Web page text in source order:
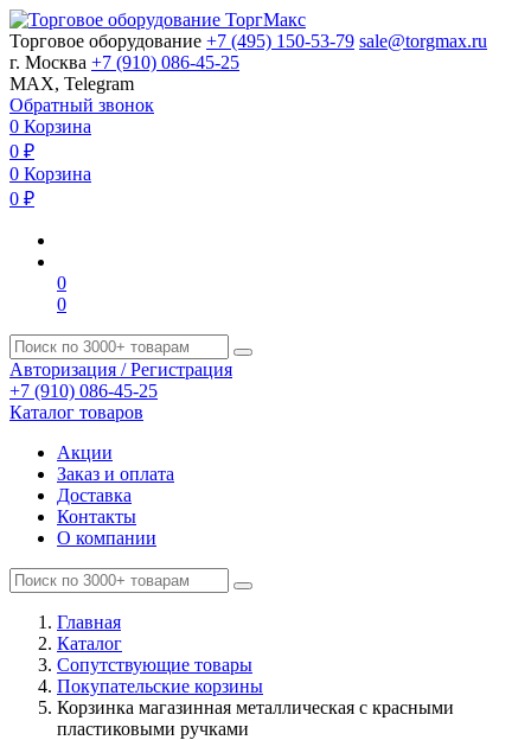
Торговое оборудование +7 (495) 150-53-79 sale@torgmax.ru
г. Москва +7 (910) 086-45-25
MAX, Telegram
Обратный звонок
0 Корзина
0 ₽
0 Корзина
0 ₽
0
0
Авторизация / Регистрация
+7 (910) 086-45-25
Каталог товаров
Акции
Заказ и оплата
Доставка
Контакты
О компании
Главная
Каталог
Сопутствующие товары
Покупательские корзины
Корзинка магазинная металлическая с красными
пластиковыми ручками